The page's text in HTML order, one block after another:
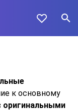
к основному
оригинальными